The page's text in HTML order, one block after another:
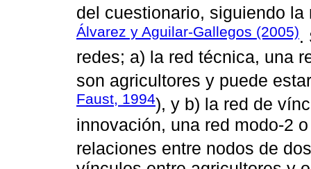
del cuestionario, siguiendo
Álvarez y Aguilar-Gallegos (2005).
redes; a) la red técnica, una
son agricultores y puede
Faust, 1994), y b) la red de
innovación, una red modo-2
relaciones entre nodos de